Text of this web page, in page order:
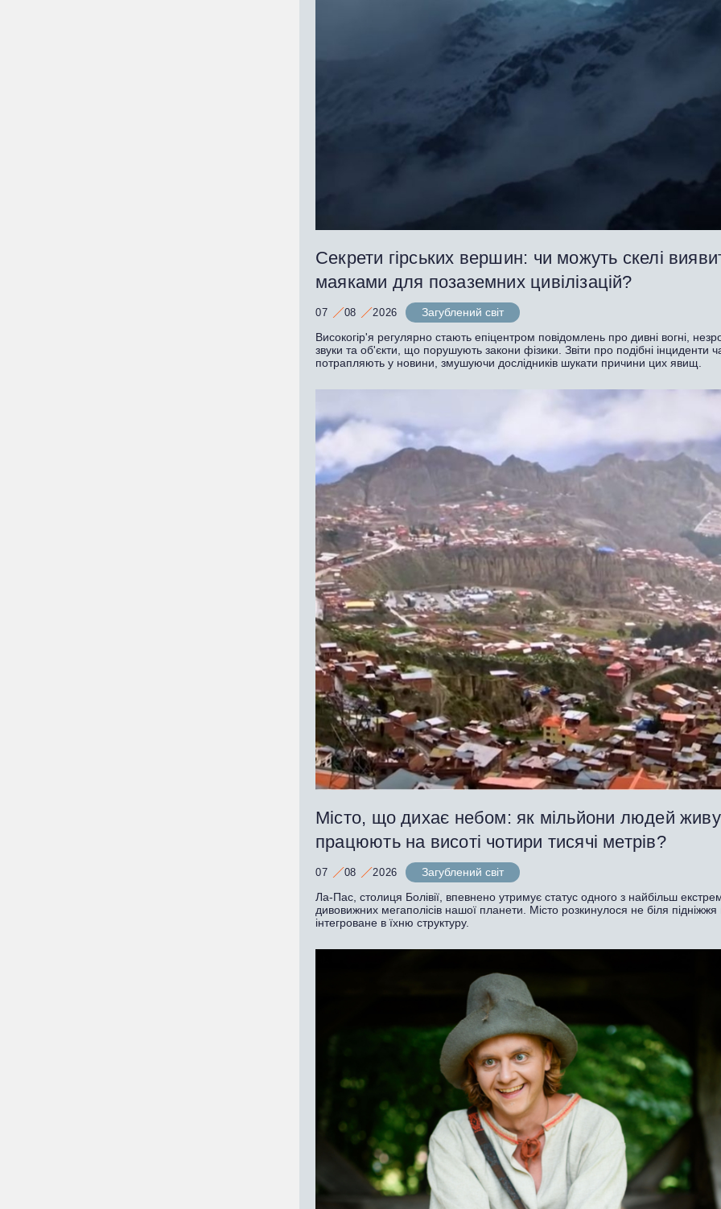
Секрети гірських вершин: чи можуть скелі
маяками для позаземних цивілізацій?
07 08 2026
Загублений світ
Високогір'я регулярно стають епіцентром повідомлень про дивні вогні,
звуки та об'єкти, що порушують закони фізики. Звіти про подібні інциденти
потрапляють у новини, змушуючи дослідників шукати причини цих явищ.
Місто, що дихає небом: як мільйони людей
працюють на висоті чотири тисячі метрів?
07 08 2026
Загублений світ
Ла-Пас, столиця Болівії, впевнено утримує статус одного з найбільш
дивовижних мегаполісів нашої планети. Місто розкинулося не біля підніжжя
інтегроване в їхню структуру.